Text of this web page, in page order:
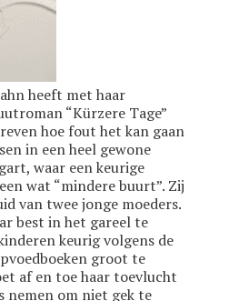
heeft met haar
“Kürzere Tage”
hoe fout het kan gaan
in een heel gewone
waar een keurige
wat “mindere buurt”. Zij
van twee jonge moeders.
best in het gareel te
keurig volgens de
groot te
af en toe haar toevlucht
om niet gek te